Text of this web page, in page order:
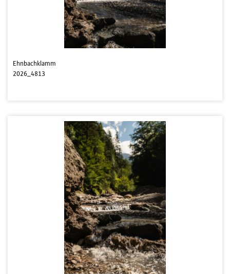
Ehnbachklamm
2026_4813